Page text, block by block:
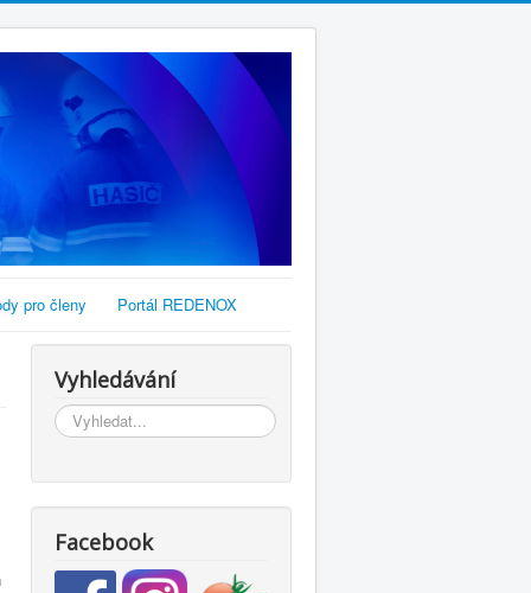
pro členy Portál REDENOX
Vyhledávání
Vyhledávání...
Facebook